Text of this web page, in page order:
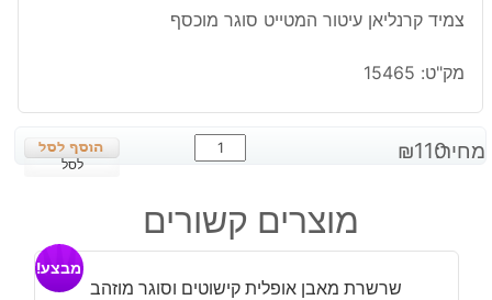
צמיד קרנליאן עיטור המטייט סוגר מוכסף
מק"ט: 15465
מחיר: ₪110
כמות
של
קרנליאן
עיטור
לסל
מוצרים קשורים
שרשרת מאבן אופלית קישוטים וסוגר מוזהב
מבצע!